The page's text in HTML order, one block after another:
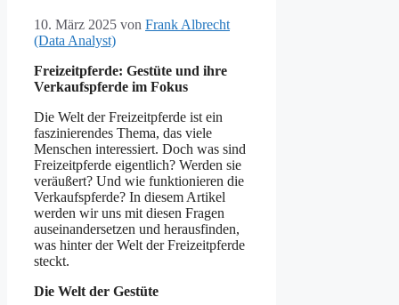
10. März 2025 von Frank Albrecht
(Data Analyst)
Freizeitpferde: Gestüte und ihre
Verkaufspferde im Fokus
Die Welt der Freizeitpferde ist ein
faszinierendes Thema, das viele
Menschen interessiert. Doch was sind
Freizeitpferde eigentlich? Werden sie
veräußert? Und wie funktionieren die
Verkaufspferde? In diesem Artikel
werden wir uns mit diesen Fragen
auseinandersetzen und herausfinden,
was hinter der Welt der Freizeitpferde
steckt.
Die Welt der Gestüte